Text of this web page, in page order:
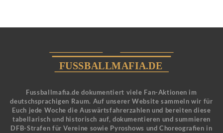
Fussballmafia.de dokumentiert viele Fan-Aktionen im
deutschsprachigen Raum. Auf unserer Website sammeln wir für
Euch jede Woche die Auswärtsfahrerzahlen und bereiten diese
tabellarisch und historisch auf, dokumentieren und summieren
DFB-Strafen für Vereine sowie Pyroshows und Choreografien in